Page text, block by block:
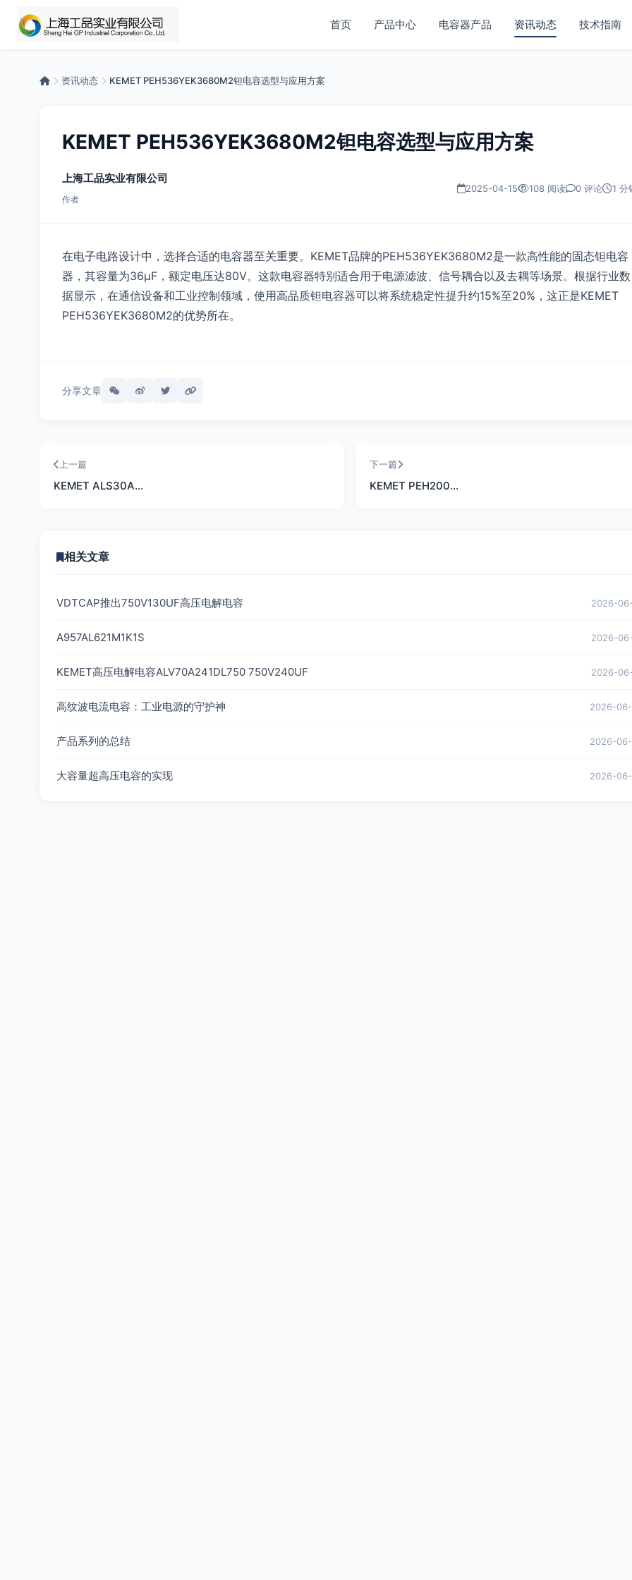
首页 产品中心 电容器产品 资讯动态 技术指南
资讯动态 KEMET PEH536YEK3680M2钽电容选型与应用方案
KEMET PEH536YEK3680M2钽电容选型与应用方案
上海工品实业有限公司
作者
2025-04-15 108 阅读 0 评论 1 分
在电子电路设计中，选择合适的电容器至关重要。KEMET品牌的PEH536YEK3680M2是一款高性能的固态钽电容
器，其容量为36μF，额定电压达80V。这款电容器特别适合用于电源滤波、信号耦合以及去耦等场景。根据行业数
据显示，在通信设备和工业控制领域，使用高品质钽电容器可以将系统稳定性提升约15%至20%，这正是KEMET
PEH536YEK3680M2的优势所在。
分享文章
上一篇
KEMET ALS30A…
下一篇
KEMET PEH200…
相关文章
VDTCAP推出750V130UF高压电解电容 2026-
A957AL621M1K1S 2026-
KEMET高压电解电容ALV70A241DL750 750V240UF 2026-
高纹波电流电容：工业电源的守护神 2026-
产品系列的总结 2026-
大容量超高压电容的实现 2026-